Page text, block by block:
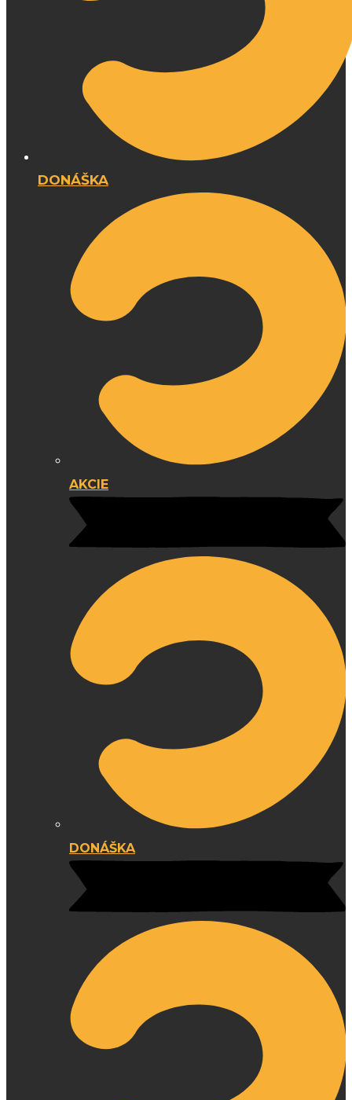
DONÁŠKA
AKCIE
DONÁŠKA